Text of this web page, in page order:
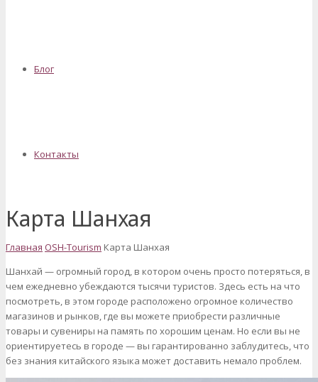
Блог
Контакты
Карта Шанхая
Главная OSH-Tourism Карта Шанхая
Шанхай — огромный город, в котором очень просто потеряться, в
чем ежедневно убеждаются тысячи туристов. Здесь есть на что
посмотреть, в этом городе расположено огромное количество
магазинов и рынков, где вы можете приобрести различные
товары и сувениры на память по хорошим ценам. Но если вы не
ориентируетесь в городе — вы гарантированно заблудитесь, что
без знания китайского языка может доставить немало проблем.